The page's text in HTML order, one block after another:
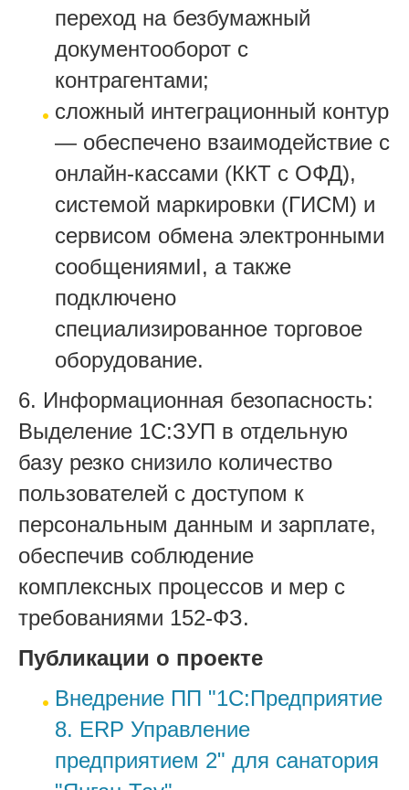
переход на безбумажный
документооборот с
контрагентами;
сложный интеграционный контур
— обеспечено взаимодействие с
онлайн-кассами (ККТ с ОФД),
системой маркировки (ГИСМ) и
сервисом обмена электронными
сообщениямиI, а также
подключено
специализированное торговое
оборудование.
6. Информационная безопасность:
Выделение 1С:ЗУП в отдельную
базу резко снизило количество
пользователей с доступом к
персональным данным и зарплате,
обеспечив соблюдение
комплексных процессов и мер с
требованиями 152-ФЗ.
Публикации о проекте
Внедрение ПП "1С:Предприятие
8. ERP Управление
предприятием 2" для санатория